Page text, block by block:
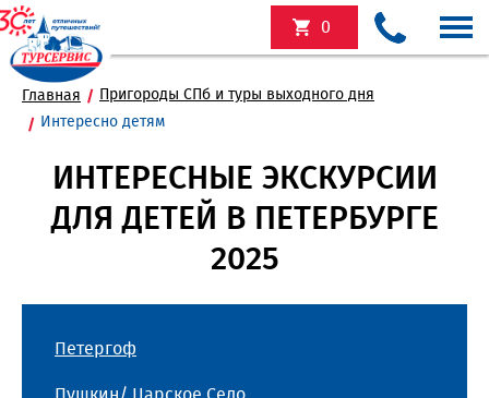
0
Главная
Пригороды СПб и туры выходного дня
Интересно детям
ИНТЕРЕСНЫЕ ЭКСКУРСИИ
ДЛЯ ДЕТЕЙ В ПЕТЕРБУРГЕ
2025
Петергоф